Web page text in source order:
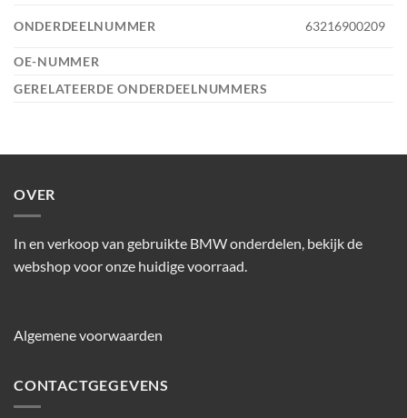
ONDERDEELNUMMER 63216900209
OE-NUMMER
GERELATEERDE ONDERDEELNUMMERS
OVER
In en verkoop van gebruikte BMW onderdelen, bekijk de
webshop voor onze huidige voorraad.
Algemene voorwaarden
CONTACTGEGEVENS